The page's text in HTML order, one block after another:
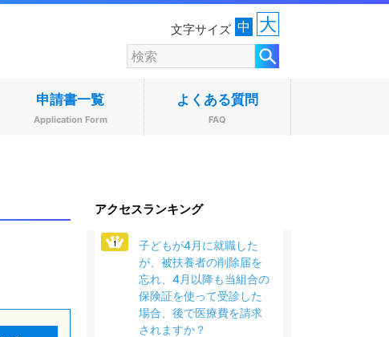
文字サイズ 中 大
申請書一覧
Application Form
よくある質問
FAQ
アクセスランキング
子どもが4月に就職した
が、被扶養者の削除届を
忘れ、4月以降も当組合の
保険証を使って受診した
場合、後で医療費を請求
されますか？